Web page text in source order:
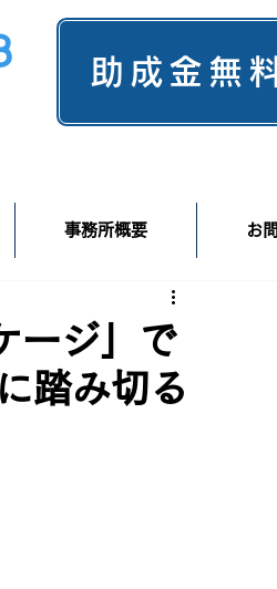
助成金無
事務所概要 お
ージ」で
踏み切る